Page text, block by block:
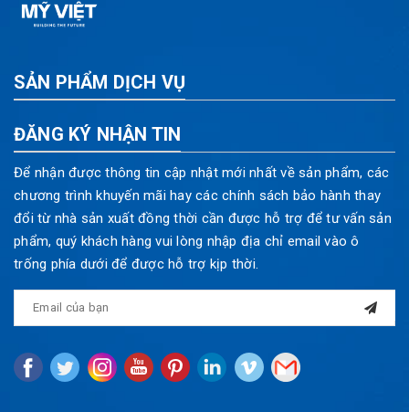
SẢN PHẨM DỊCH VỤ
ĐĂNG KÝ NHẬN TIN
Để nhận được thông tin cập nhật mới nhất về sản phẩm, các
chương trình khuyến mãi hay các chính sách bảo hành thay
đổi từ nhà sản xuất đồng thời cần được hỗ trợ để tư vấn sản
phẩm, quý khách hàng vui lòng nhập địa chỉ email vào ô
trống phía dưới để được hỗ trợ kịp thời.